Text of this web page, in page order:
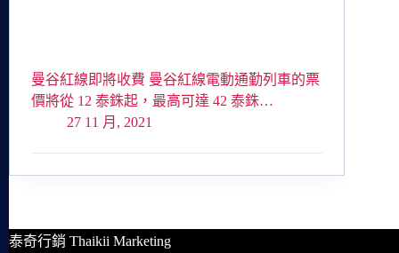
曼谷紅線即將收費 曼谷紅線電動通勤列車的票
價將從 12 泰銖起，最高可達 42 泰銖…
27 11 月, 2021
泰奇行銷 Thaikii Marketing